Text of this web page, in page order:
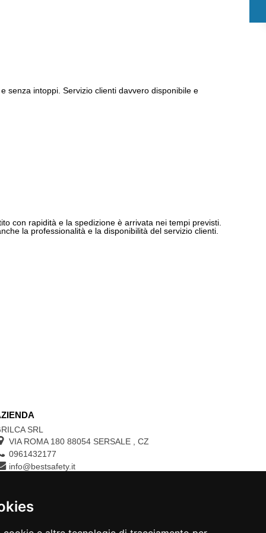
senza intoppi. Servizio clienti davvero disponibile e
con rapidità e la spedizione è arrivata nei tempi previsti.
la professionalità e la disponibilità del servizio clienti.
SRL
VIA ROMA 180 88054 SERSALE
CZ
0961432177
info@bestsafety.it
CONTROLLA LO STATO DEL TUO ORDINE